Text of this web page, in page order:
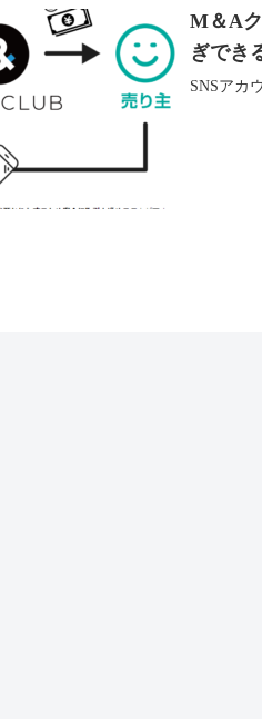
M＆A
ぎでき
SNSアカ